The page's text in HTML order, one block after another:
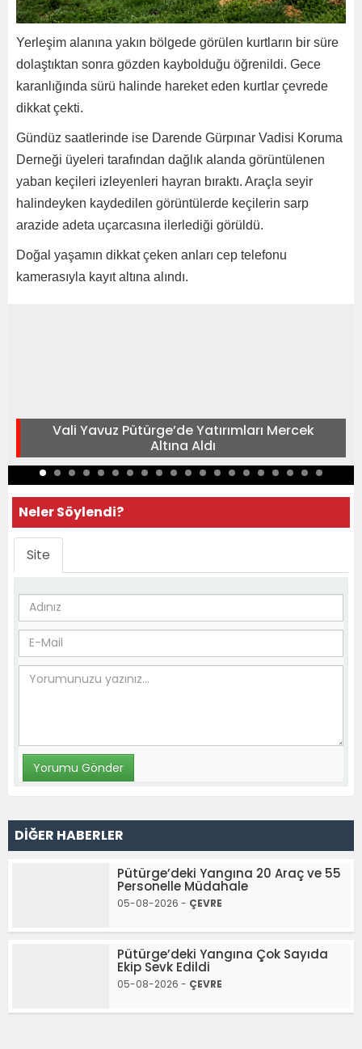
Yerleşim alanına yakın bölgede görülen kurtların bir süre
dolaştıktan sonra gözden kaybolduğu öğrenildi. Gece
karanlığında sürü halinde hareket eden kurtlar çevrede
dikkat çekti.
Gündüz saatlerinde ise Darende Gürpınar Vadisi Koruma
Derneği üyeleri tarafından dağlık alanda görüntülenen
yaban keçileri izleyenleri hayran bıraktı. Araçla seyir
halindeyken kaydedilen görüntülerde keçilerin sarp
arazide adeta uçarcasına ilerlediği görüldü.
Doğal yaşamın dikkat çeken anları cep telefonu
kamerasıyla kayıt altına alındı.
Vali Yavuz Pütürge’de Yatırımları Mercek
Altına Aldı
Neler Söylendi?
Site
DİĞER HABERLER
Pütürge’deki Yangına 20 Araç ve 55
Personelle Müdahale
05-08-2026 - ÇEVRE
Pütürge’deki Yangına Çok Sayıda
Ekip Sevk Edildi
05-08-2026 - ÇEVRE